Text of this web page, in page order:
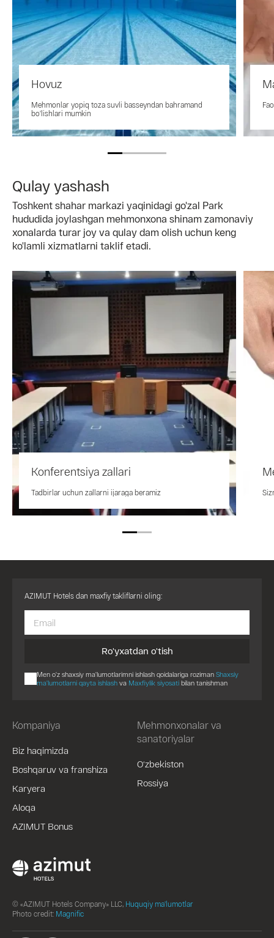
Hovuz
Mehmonlar yopiq toza suvli basseyndan bahramand
bo'lishlari mumkin
Qulay yashash
Toshkent shahar markazi yaqinidagi go'zal Park
hududida joylashgan mehmonxona shinam zamonaviy
xonalarda turar joy va qulay dam olish uchun keng
ko'lamli xizmatlarni taklif etadi.
Konferentsiya zallari
Tadbirlar uchun zallarni ijaraga beramiz
Kompaniya
Biz haqimizda
Boshqaruv va franshiza
Karyera
Aloqa
AZIMUT Bonus
Mehmonxonalar va
sanatoriyalar
O‘zbekiston
Rossiya
AZIMUT Hotels dan maxfiy takliflarni oling:
Ro'yxatdan o'tish
Men o'z shaxsiy ma'lumotlarimni ishlash qoidalariga roziman Shaxsiy
ma'lumotlarni qayta ishlash va Maxfiylik siyosati bilan tanishman
© «AZIMUT Hotels Company» LLC, Huquqiy ma'lumotlar
Photo credit: Magnific